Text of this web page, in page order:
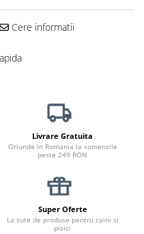
Cere informatii
Livrare Gratuita
Oriunde in Romania la comenzile
peste 249 RON
Super Oferte
La sute de produse pentru caini si
pisici